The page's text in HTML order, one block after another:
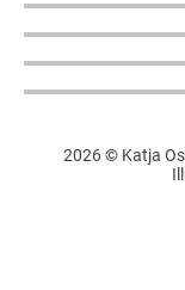
2026 © Katja